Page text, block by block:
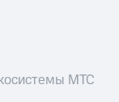
МТС